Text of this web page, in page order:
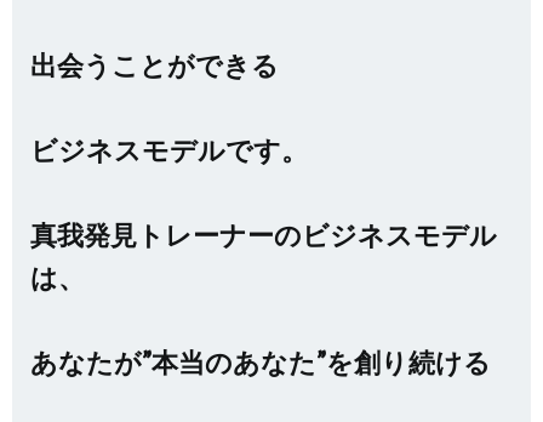
出会うことができる
ビジネスモデルです。
真我発見トレーナーのビジネスモデル
は、
あなたが”本当のあなた”を創り続ける